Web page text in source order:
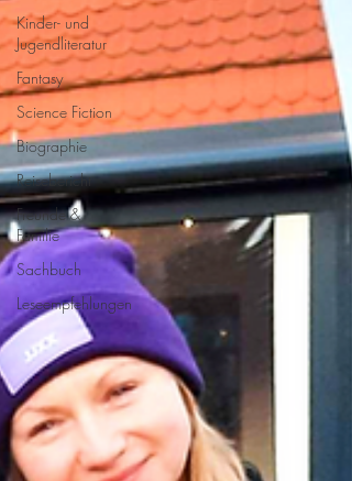
Kinder- und
Jugendliteratur
Fantasy
Science Fiction
Biographie
Reisebericht
Freunde &
Familie
Sachbuch
Leseempfehlungen